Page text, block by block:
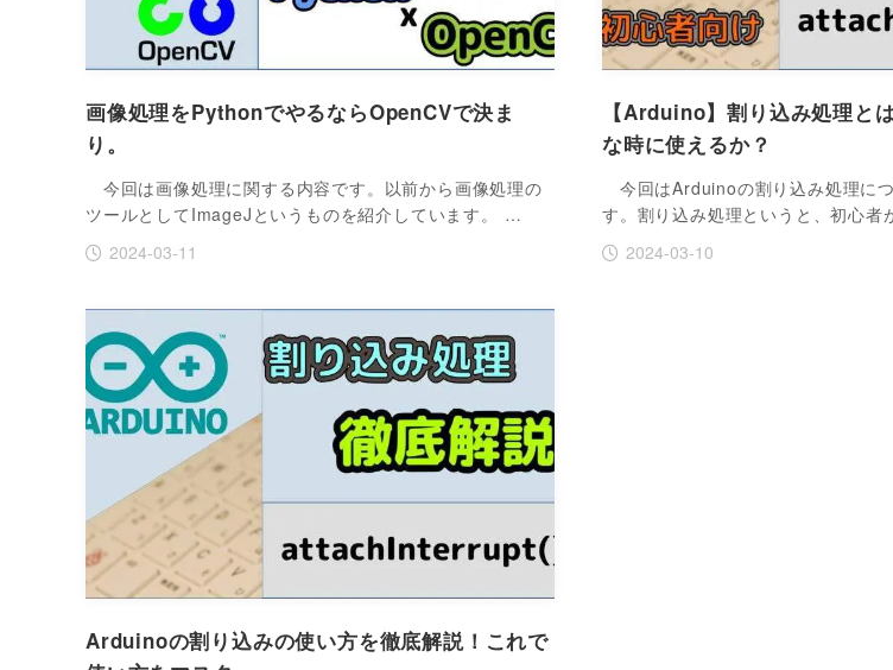
画像処理をPythonでやるならOpenCVで決ま
り。
今回は画像処理に関する内容です。以前から画像処理の
ツールとしてImageJというものを紹介しています。 …
2024-03-11
【Arduino】割り込み処理と
な時に使えるか？
今回はArduinoの割り込み処理に
す。割り込み処理というと、初心
2024-03-10
Arduinoの割り込みの使い方を徹底解説！これで